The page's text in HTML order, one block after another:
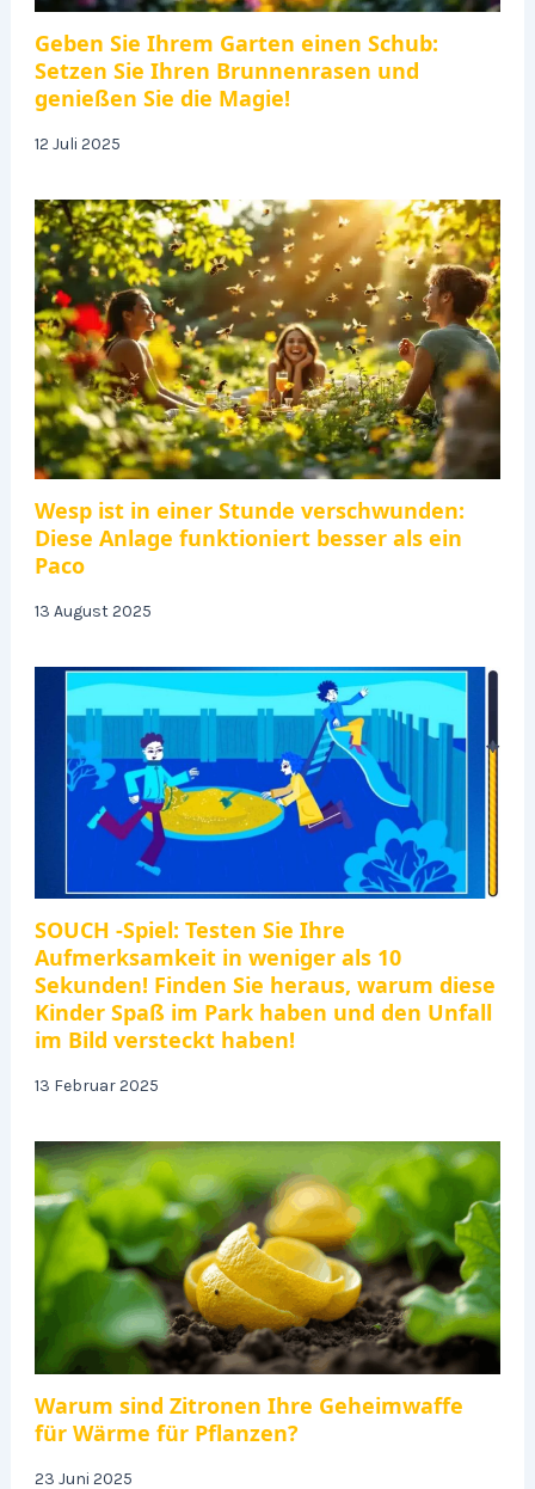
Geben Sie Ihrem Garten einen Schub:
Setzen Sie Ihren Brunnenrasen und
genießen Sie die Magie!
12 Juli 2025
Wesp ist in einer Stunde verschwunden:
Diese Anlage funktioniert besser als ein
Paco
13 August 2025
SOUCH -Spiel: Testen Sie Ihre
Aufmerksamkeit in weniger als 10
Sekunden! Finden Sie heraus, warum diese
Kinder Spaß im Park haben und den Unfall
im Bild versteckt haben!
13 Februar 2025
Warum sind Zitronen Ihre Geheimwaffe
für Wärme für Pflanzen?
23 Juni 2025